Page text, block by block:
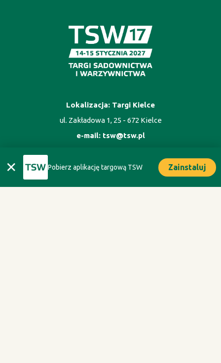
✕ Pobierz aplikację targową TSW Zainstaluj
Lokalizacja: Targi Kielce
ul. Zakładowa 1, 25 - 672 Kielce
e-mail: tsw@tsw.pl
ORGANIZATOR